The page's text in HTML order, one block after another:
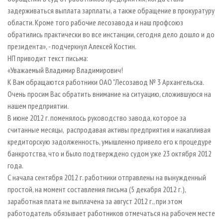
задерживаться выплата зарплаты, а также обращение в прокуратуру
области. Кроме того рабочие лесозавода и наш профсоюз
обратились практически во все инстанции, сегодня дело дошло и до
президента», - подчеркнул Алексей Костин.
НП приводит текст письма:
«Уважаемый Владимир Владимирович!
К Вам обращаются работники ОАО "Лесозавод № 3 Архангельска.
Очень просим Вас обратить внимание на ситуацию, сложившуюся на
нашем предприятии.
В июне 2012 г. поменялось руководство завода, которое за
считанные месяцы, распродавая активы предприятия и накапливая
кредиторскую задолженность, умышленно привело его к процедуре
банкротства, что и было подтверждено судом уже 23 октября 2012
года.
С начала сентября 2012 г. работники отправлены на вынужденный
простой, на момент составления письма (5 декабря 2012 г.),
заработная плата не выплачена за август 2012 г., при этом
работодатель обязывает работников отмечаться на рабочем месте